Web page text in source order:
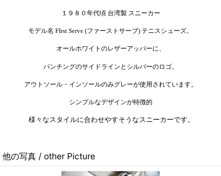
１９８０年代頃 台湾製 スニーカー
モデル名 FIrst Serve (ファーストサーブ) テニスシューズ。
オールホワイトのレザーアッパーに、
パンチングのサイドラインとシルバーのロゴ。
アウトソール・インソールのみグレーが使用されています。
シンプルなデザインが特徴的
様々なスタイルに合わせやすそうなスニーカーです。
他の写真 / other Picture